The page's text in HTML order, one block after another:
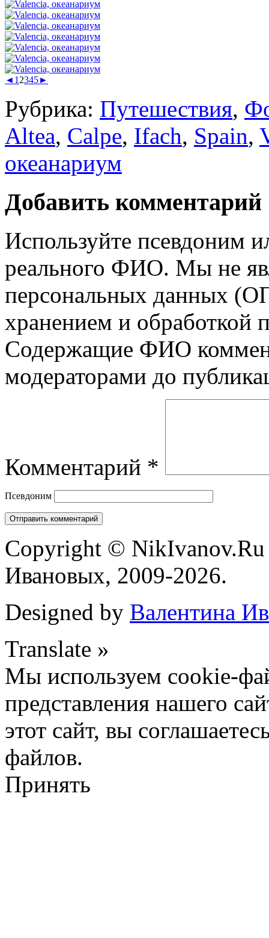
◄ 1 2345►
Рубрика: Путешествия,
Altea, Calpe, Ifach, Spain,
океанариум
Добавить комментарий
Используйте псевдоним
реального ФИО. Мы не
персональных данных
хранением и обработкой
Содержащие ФИО
модераторами до
Комментарий *
Псевдоним
Copyright ©
Ивановых, 2009-2026.
Designed by Валентина
Translate »
Мы используем cookie-
представления нашего
этот сайт, вы
файлов.
Принять